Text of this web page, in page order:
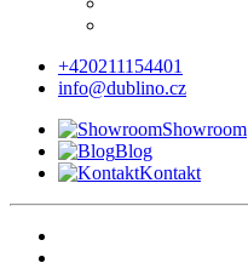
+420211154401
info@dublino.cz
Showroom
Blog
Kontakt